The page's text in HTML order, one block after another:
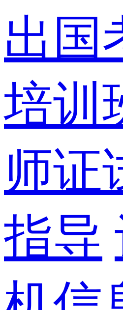
出国
培训
师证
指导